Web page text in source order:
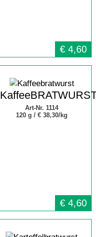
€ 4,60
Art-Nr. 1114
120 g /€ 38,30/kg
€ 4,60